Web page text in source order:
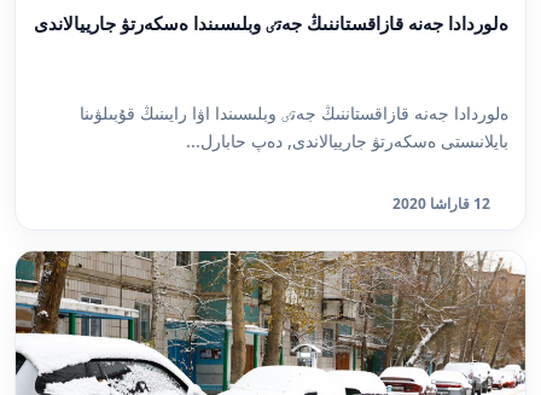
ەلوردادا جەنە قازاقستاننىڭ جەتٸ وبلىسىندا ەسكەرتۋ جارييالاندى
ەلوردادا جەنە قازاقستاننىڭ جەتٸ وبلىسىندا اۋا رايىنىڭ قۇبىلۋىنا
بايلانىستى ەسكەرتۋ جارييالاندى, دەپ حابارل...
12 قاراشا 2020